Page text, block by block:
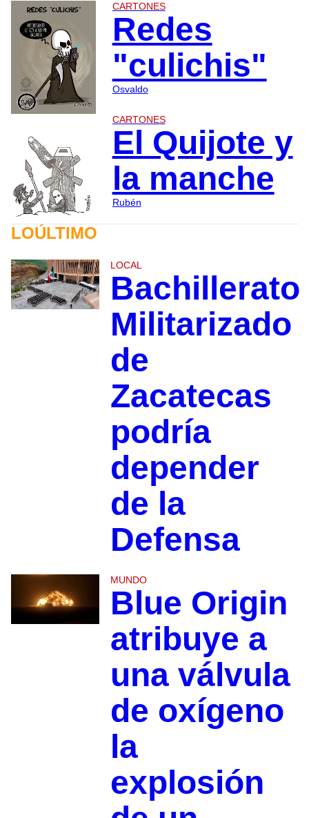
CARTONES
Redes
"culichis"
Osvaldo
CARTONES
El Quijote y
la manche
Rubén
LOÚLTIMO
LOCAL
Bachillerato
Militarizado
de
Zacatecas
podría
depender
de la
Defensa
MUNDO
Blue Origin
atribuye a
una válvula
de oxígeno
la
explosión